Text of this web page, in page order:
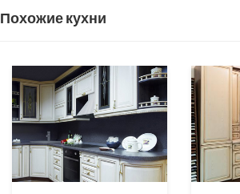
Похожие кухни